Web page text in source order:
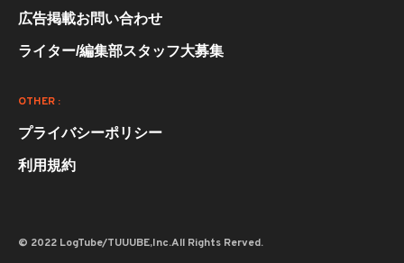
広告掲載お問い合わせ
ライター/編集部スタッフ大募集
OTHER :
プライバシーポリシー
利用規約
© 2022 LogTube/TUUUBE,Inc.All Rights Rerved.